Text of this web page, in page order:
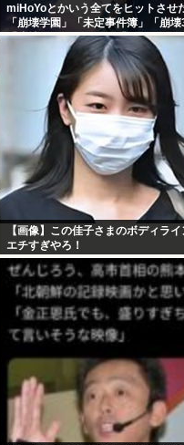
miHoYoとかいう全てをヒットさせ
「崩壊学園」「未定事件簿」「崩壊
「崩壊スターレイル」「ゼンゼロ」
【画像】この佳子さまのボディラ
エチすぎやろ！